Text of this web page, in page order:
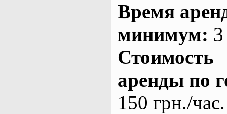
Время
минимум:
Стоимость
аренды по
150 грн./час.